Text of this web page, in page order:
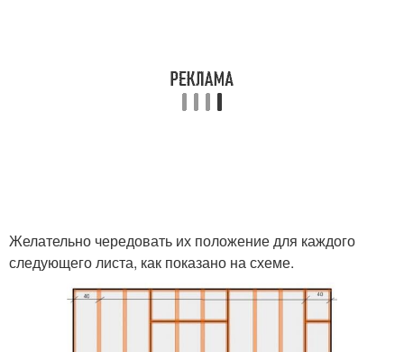
Желательно чередовать их положение для каждого
следующего листа, как показано на схеме.